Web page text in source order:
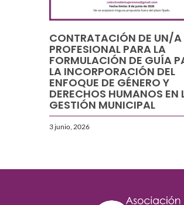
CONTRATACIÓN DE UN/A
PROFESIONAL PARA LA
FORMULACIÓN DE GUÍA
LA INCORPORACIÓN DEL
ENFOQUE DE GÉNERO Y
DERECHOS HUMANOS EN
GESTIÓN MUNICIPAL
3 junio, 2026